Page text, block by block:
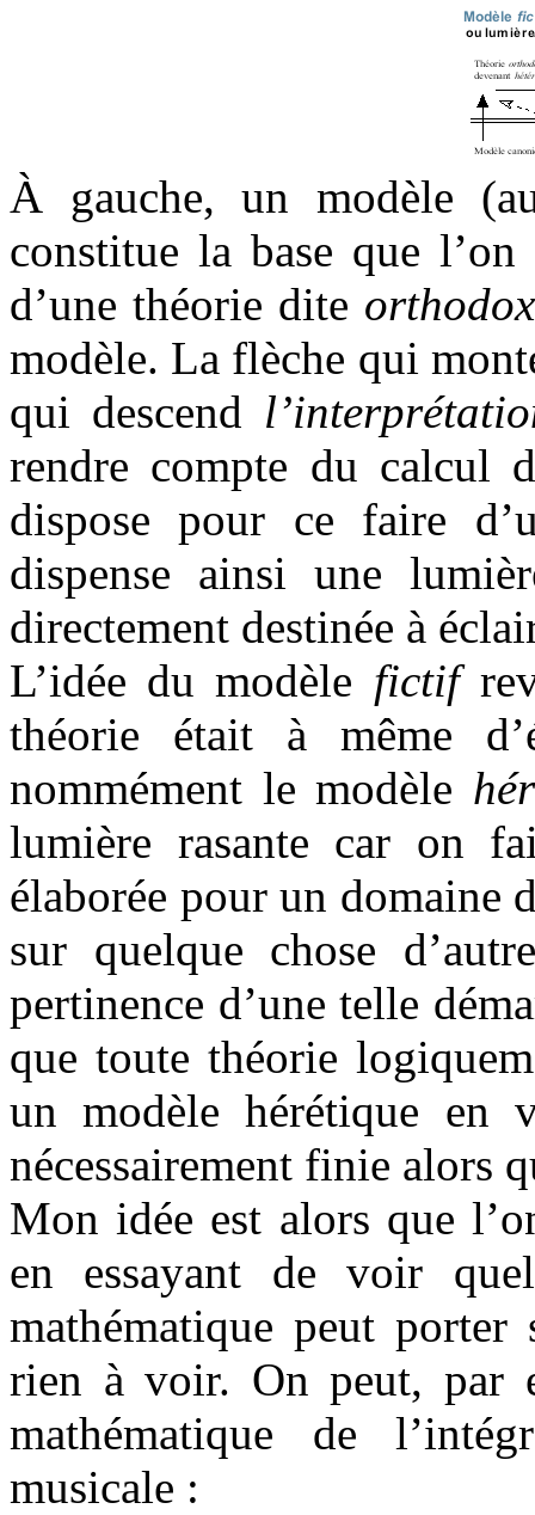
À gauche, un modèle
constitue la base que
d’une théorie dite
modèle. La flèche qui
qui descend
rendre compte du calcul
dispose pour ce faire
dispense ainsi une
directement destinée à
L’idée du modèle fictif
théorie était à même
nommément le modèle
lumière rasante car on
élaborée pour un domaine
sur quelque chose
pertinence d’une telle
que toute théorie
un modèle hérétique en
nécessairement finie alors
Mon idée est alors que
en essayant de voir
mathématique peut
rien à voir. On peut, par
mathématique de
musicale :